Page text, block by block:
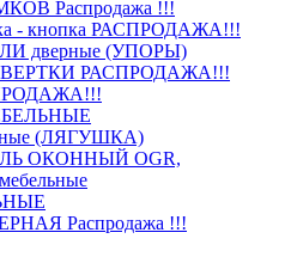
Распродажа !!!
- кнопка РАСПРОДАЖА!!!
дверные (УПОРЫ)
РАСПРОДАЖА!!!
(ЛЯГУШКА)
ОКОННЫЙ OGR,
Распродажа !!!